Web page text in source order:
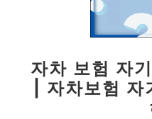
자차 보험 자
| 자차보험 자